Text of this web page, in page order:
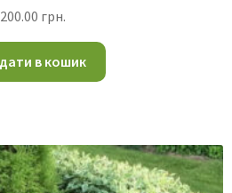
200.00 грн.
в кошик